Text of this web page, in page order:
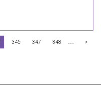
346 347 348 ... >